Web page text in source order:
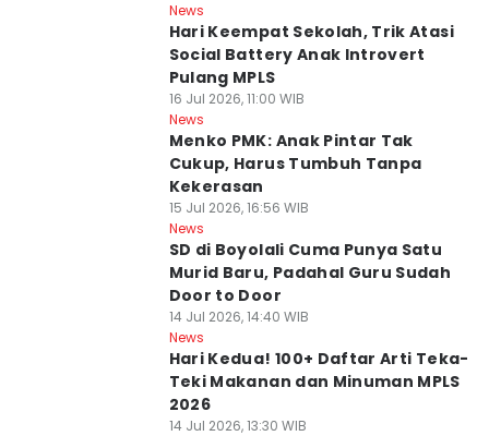
News
Hari Keempat Sekolah, Trik Atasi
Social Battery Anak Introvert
Pulang MPLS
16 Jul 2026, 11:00 WIB
News
Menko PMK: Anak Pintar Tak
Cukup, Harus Tumbuh Tanpa
Kekerasan
15 Jul 2026, 16:56 WIB
News
SD di Boyolali Cuma Punya Satu
Murid Baru, Padahal Guru Sudah
Door to Door
14 Jul 2026, 14:40 WIB
News
Hari Kedua! 100+ Daftar Arti Teka-
Teki Makanan dan Minuman MPLS
2026
14 Jul 2026, 13:30 WIB